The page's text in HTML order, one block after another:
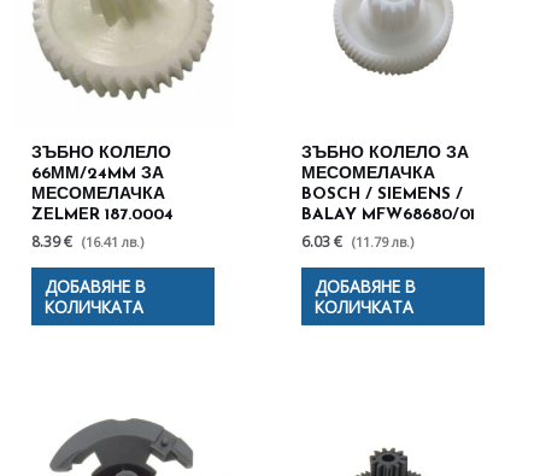
ЗЪБНО КОЛЕЛО
66ММ/24MM ЗА
МЕСОМЕЛАЧКА
ZELMER 187.0004
8.39 € (16.41 лв.)
ДОБАВЯНЕ В
КОЛИЧКАТА
ЗЪБНО КОЛЕЛО ЗА
МЕСОМЕЛАЧКА
BOSCH / SIEMENS /
BALAY MFW68680/01
6.03 € (11.79 лв.)
ДОБАВЯНЕ В
КОЛИЧКАТА